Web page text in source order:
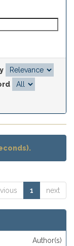
1 next
Author(s)